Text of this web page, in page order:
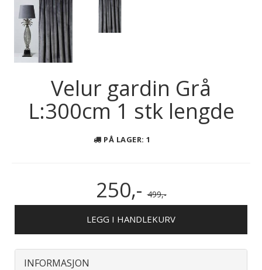
Velur gardin Grå
L:300cm 1 stk lengde
PÅ LAGER: 1
250,-499,-
LEGG I HANDLEKURV
INFORMASJON